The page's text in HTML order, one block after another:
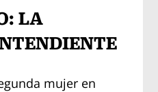
LA
mujer en